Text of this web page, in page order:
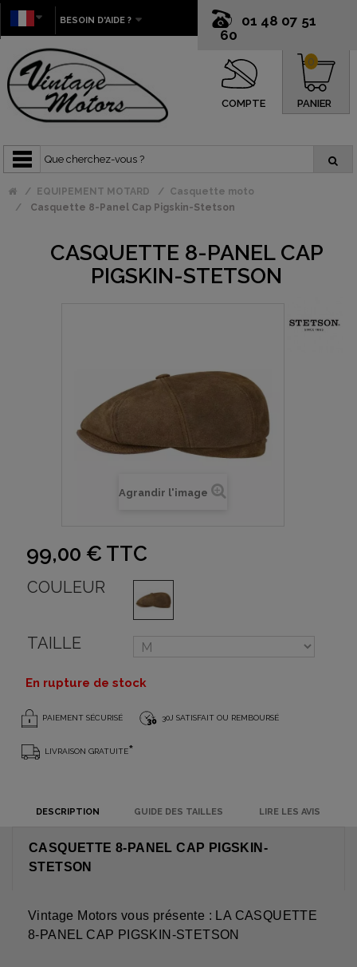
01 48 07 51
60
BESOIN D'AIDE ?
COMPTE PANIER
0
EQUIPEMENT MOTARD
Casquette moto
Casquette 8-Panel Cap Pigskin-Stetson
CASQUETTE 8-PANEL CAP
PIGSKIN-STETSON
Agrandir l'image
99,00 € TTC
COULEUR
TAILLE
En rupture de stock
PAIEMENT SÉCURISÉ 30J SATISFAIT OU REMBOURSÉ
LIVRAISON GRATUITE*
DESCRIPTION GUIDE DES TAILLES LIRE LES AVIS
CASQUETTE 8-PANEL CAP PIGSKIN-
STETSON
Vintage Motors vous présente : LA CASQUETTE
8-PANEL CAP PIGSKIN-STETSON